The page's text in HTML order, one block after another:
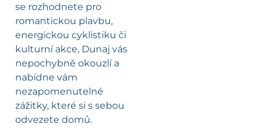
se rozhodnete pro
romantickou plavbu,
energickou cyklistiku či
kulturní akce, Dunaj vás
nepochybně okouzlí a
nabídne vám
nezapomenutelné
zážitky, které si s sebou
odvezete domů.